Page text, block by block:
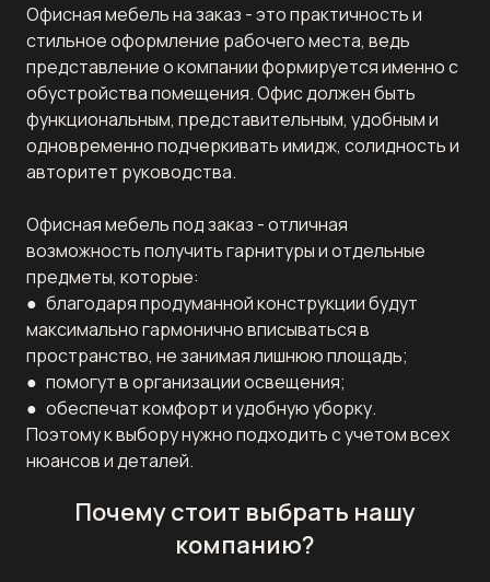
Офисная мебель на заказ - это практичность и
стильное оформление рабочего места, ведь
представление о компании формируется именно с
обустройства помещения. Офис должен быть
функциональным, представительным, удобным и
одновременно подчеркивать имидж, солидность и
авторитет руководства.
Офисная мебель под заказ - отличная
возможность получить гарнитуры и отдельные
предметы, которые:
● благодаря продуманной конструкции будут
максимально гармонично вписываться в
пространство, не занимая лишнюю площадь;
● помогут в организации освещения;
● обеспечат комфорт и удобную уборку.
Поэтому к выбору нужно подходить с учетом всех
нюансов и деталей.
Почему стоит выбрать нашу
компанию?